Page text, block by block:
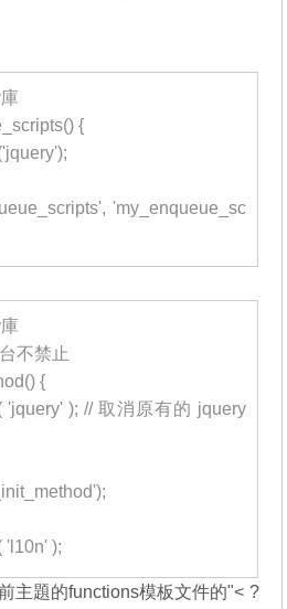
{
'my_enqueue_sc
不禁止
{
'jquery' ); // 取消原有的 jquery
'l10n' );
主題的functions模板文件的"< ?